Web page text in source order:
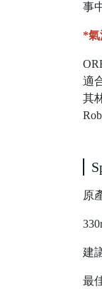
事
*氣
適
其
原
建
最